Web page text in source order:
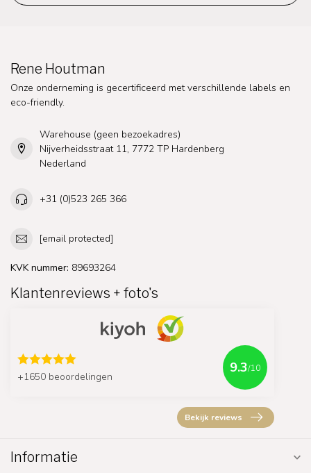
Rene Houtman
Onze onderneming is gecertificeerd met verschillende labels en
eco-friendly.
Warehouse (geen bezoekadres)
Nijverheidsstraat 11, 7772 TP Hardenberg
Nederland
+31 (0)523 265 366
[email protected]
KVK nummer: 89693264
Klantenreviews + foto's
+1650 beoordelingen
9.3/10
Bekijk reviews
Informatie